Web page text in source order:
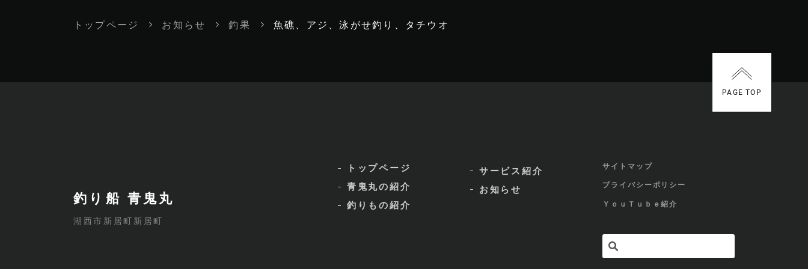
トップページ お知らせ 釣果 魚礁、アジ、泳がせ釣り、タチウオ
PAGE TOP
釣り船 青鬼丸
湖西市新居町新居町
トップページ
青鬼丸の紹介
釣りもの紹介
サービス紹介
お知らせ
サイトマップ
プライバシーポリシー
ＹｏｕＴｕｂｅ紹介